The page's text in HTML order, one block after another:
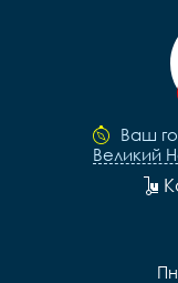
Ваш
Великий